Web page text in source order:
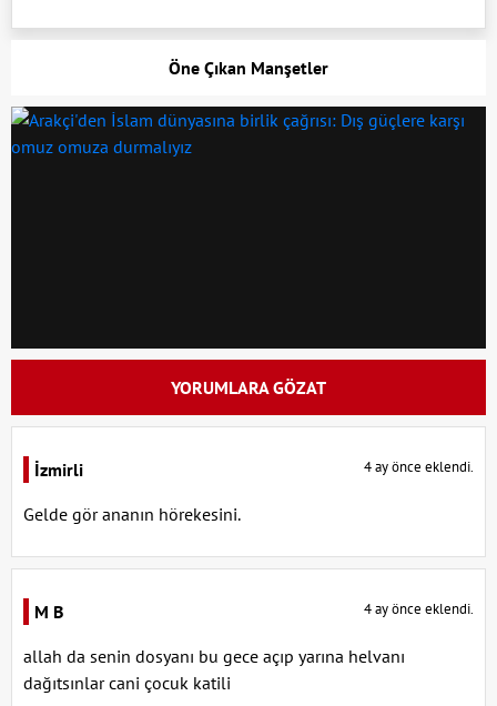
Öne Çıkan Manşetler
YORUMLARA GÖZAT
İzmirli 4 ay önce eklendi.
Gelde gör ananın hörekesini.
M B 4 ay önce eklendi.
allah da senin dosyanı bu gece açıp yarına helvanı
dağıtsınlar cani çocuk katili